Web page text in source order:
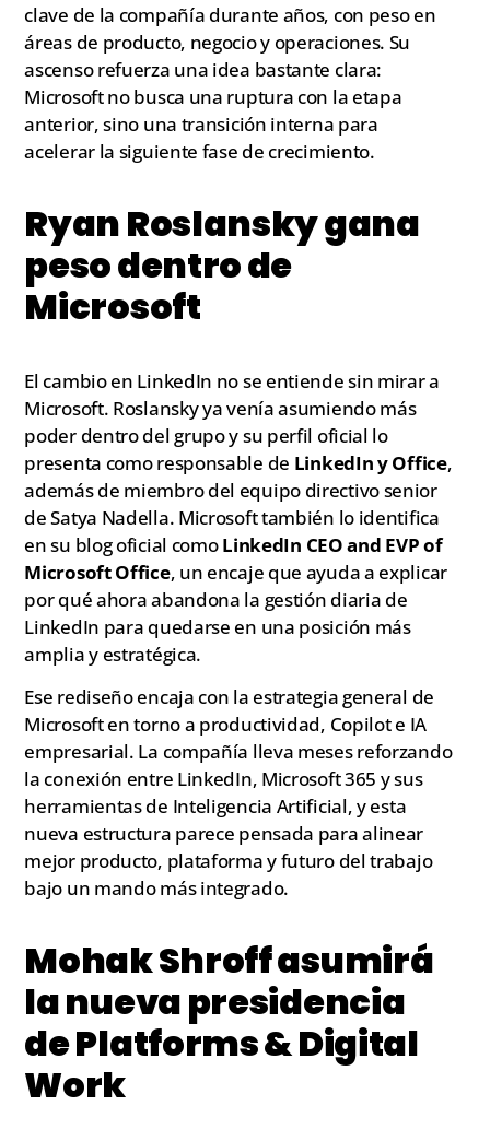
clave de la compañía durante años, con peso en
áreas de producto, negocio y operaciones. Su
ascenso refuerza una idea bastante clara:
Microsoft no busca una ruptura con la etapa
anterior, sino una transición interna para
acelerar la siguiente fase de crecimiento.
Ryan Roslansky gana
peso dentro de
Microsoft
El cambio en LinkedIn no se entiende sin mirar a
Microsoft. Roslansky ya venía asumiendo más
poder dentro del grupo y su perfil oficial lo
presenta como responsable de LinkedIn y Office,
además de miembro del equipo directivo senior
de Satya Nadella. Microsoft también lo identifica
en su blog oficial comoLinkedIn CEO and EVP of
Microsoft Office, un encaje que ayuda a explicar
por qué ahora abandona la gestión diaria de
LinkedIn para quedarse en una posición más
amplia y estratégica.
Ese rediseño encaja con la estrategia general de
Microsoft en torno a productividad, Copilot e IA
empresarial. La compañía lleva meses reforzando
la conexión entre LinkedIn, Microsoft 365 y sus
herramientas de Inteligencia Artificial, y esta
nueva estructura parece pensada para alinear
mejor producto, plataforma y futuro del trabajo
bajo un mando más integrado.
Mohak Shroff asumirá
la nueva presidencia
de Platforms & Digital
Work